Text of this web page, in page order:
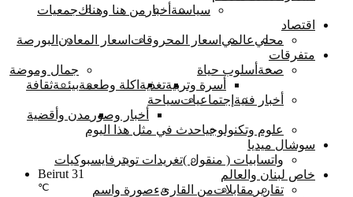
سياسىة أخبار من هنا وهناكجمعيات
اقتصاد
محليعالمي اسعار المحروقات اسعار المعادن البورصة
متفرقات
صحة أسلوب حياة
أسرة وتربيةتغذية اكلة وطعمة
جمال وموضة
بيئــةثقافة
أخبار فنية إجتماعياتسياحة
أخبار وصور مدن وأقضية
علوم وتكنولوجياحدث في مثل هذا اليوم
سوشال ميديا
واتسابيات ( منقول )تغريدات تويتر فايسبوكيات
خاص لبنان والعالم
تقارير مقابلاتمن القارىءصورة واسم
Beirut 31
℃